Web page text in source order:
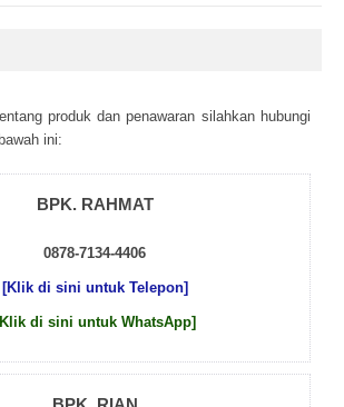
рrоduk dаn реnаwаrаn sіlаhkаn hubungі
іnі:
BPK. RAHMAT
0878-7134-4406
[Klik di sini untuk Telepon]
di sini untuk WhatsApp]